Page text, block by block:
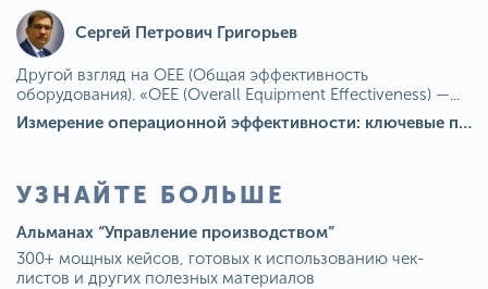
Сергей Петрович Григорьев
Другой взгляд на OEE (Общая эффективность
оборудования). «OEE (Overall Equipment Effectiveness) —...
Измерение операционной эффективности: ключевые показатели для непрерывного совершенствования
УЗНАЙТЕ БОЛЬШЕ
Альманах “Управление производством”
300+ мощных кейсов, готовых к использованию чек-
листов и других полезных материалов